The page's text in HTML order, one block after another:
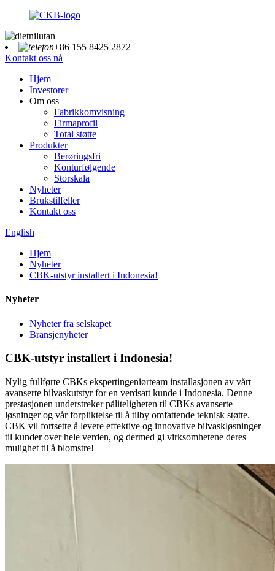
+86 155 8425 2872
Kontakt oss nå
Hjem
Investorer
Om oss
Fabrikkomvisning
Firmaprofil
Total støtte
Produkter
Berøringsfri
Konturfølgende
Storskala
Nyheter
Brukstilfeller
Kontakt oss
English
Hjem
Nyheter
CBK-utstyr installert i Indonesia!
Nyheter
Nyheter fra selskapet
Bransjenyheter
CBK-utstyr installert i Indonesia!
Nylig fullførte CBKs ekspertingeniørteam installasjonen av vårt
avanserte bilvaskutstyr for en verdsatt kunde i Indonesia. Denne
prestasjonen understreker påliteligheten til CBKs avanserte
løsninger og vår forpliktelse til å tilby omfattende teknisk støtte.
CBK vil fortsette å levere effektive og innovative bilvaskløsninger
til kunder over hele verden, og dermed gi virksomhetene deres
mulighet til å blomstre!